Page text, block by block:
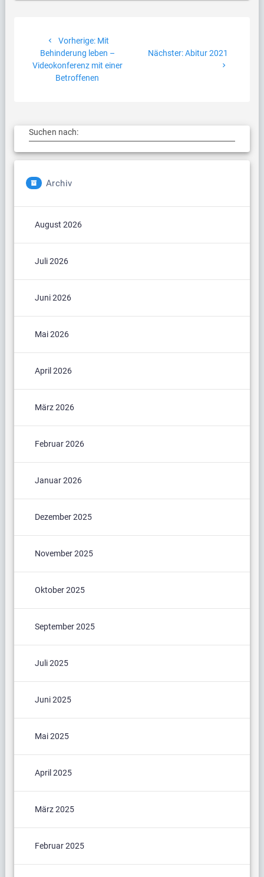
Vorherige: Vorheriger
Beitrag:
Mit
Behinderung leben –
Videokonferenz mit einer
Betroffenen
Nächster: Nächster
Abitur 2021
Suchen nach:
Archiv
August 2026
Juli 2026
Juni 2026
Mai 2026
April 2026
März 2026
Februar 2026
Januar 2026
Dezember 2025
November 2025
Oktober 2025
September 2025
Juli 2025
Juni 2025
Mai 2025
April 2025
März 2025
Februar 2025